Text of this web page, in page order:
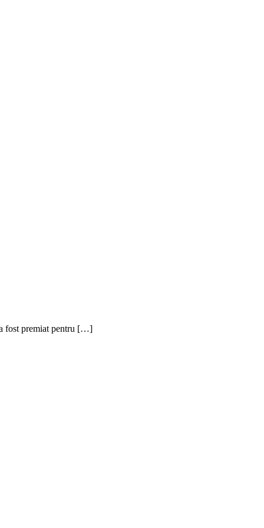
fost premiat pentru […]